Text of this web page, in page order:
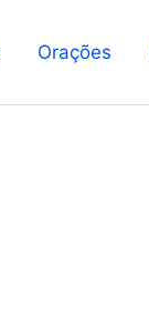
Orações